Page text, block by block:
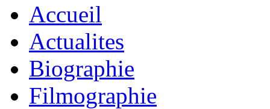
Accueil
Actualites
Biographie
Filmographie